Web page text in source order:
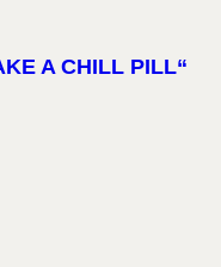
A CHILL PILL“